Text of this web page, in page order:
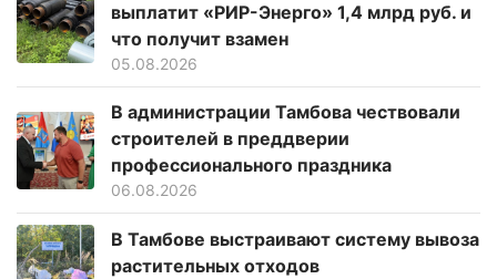
выплатит «РИР-Энерго» 1,4 млрд руб. и
что получит взамен
05.08.2026
В администрации Тамбова чествовали
строителей в преддверии
профессионального праздника
06.08.2026
В Тамбове выстраивают систему вывоза
растительных отходов